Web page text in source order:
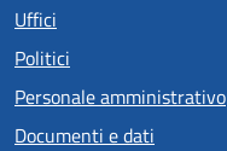
Uffici
Politici
Personale amministrativo
Documenti e dati